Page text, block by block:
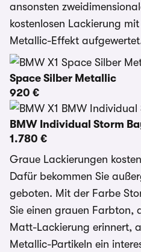
ansonsten
kostenlosen Lackierung
Metallic-Effekt
Space Silber Metallic
920 €
BMW Individual Storm
1.780 €
Graue Lackierungen
Dafür bekommen Sie
geboten. Mit der Farbe
Sie einen grauen Farbton,
Matt-Lackierung erinnert,
Metallic-Partikeln ein